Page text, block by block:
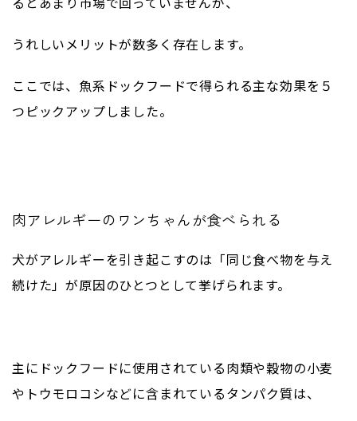
うれしいメリットが数多く存在します。
ここでは、魚系ドックフードで得られる主な効果を５
つピックアップしました。
肉アレルギーのワンちゃんが食べられる
犬がアレルギーを引き起こすのは「同じ食べ物を与え
続けた」が原因のひとつとして挙げられます。
主にドックフードに使用されている肉類や穀物の小麦
やトウモロコシなどに含まれているタンパク質は、